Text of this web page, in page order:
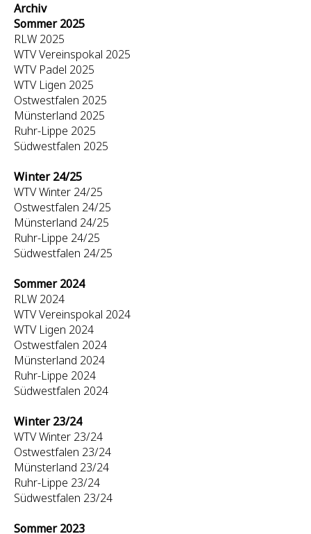
Archiv
Sommer 2025
RLW 2025
WTV Vereinspokal 2025
WTV Padel 2025
WTV Ligen 2025
Ostwestfalen 2025
Münsterland 2025
Ruhr-Lippe 2025
Südwestfalen 2025
Winter 24/25
WTV Winter 24/25
Ostwestfalen 24/25
Münsterland 24/25
Ruhr-Lippe 24/25
Südwestfalen 24/25
Sommer 2024
RLW 2024
WTV Vereinspokal 2024
WTV Ligen 2024
Ostwestfalen 2024
Münsterland 2024
Ruhr-Lippe 2024
Südwestfalen 2024
Winter 23/24
WTV Winter 23/24
Ostwestfalen 23/24
Münsterland 23/24
Ruhr-Lippe 23/24
Südwestfalen 23/24
Sommer 2023